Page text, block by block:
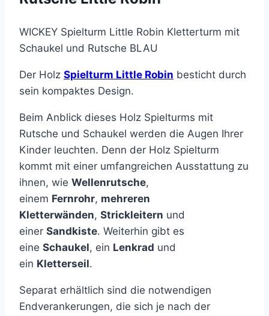
WICKEY Spielturm Little Robin Kletterturm mit
Schaukel und Rutsche BLAU
Der Holz Spielturm Little Robin besticht durch
sein kompaktes Design.
Beim Anblick dieses Holz Spielturms mit
Rutsche und Schaukel werden die Augen Ihrer
Kinder leuchten. Denn der Holz Spielturm
kommt mit einer umfangreichen Ausstattung zu
ihnen, wie Wellenrutsche,
einem Fernrohr, mehreren
Kletterwänden, Strickleitern und
einer Sandkiste. Weiterhin gibt es
eine Schaukel, ein Lenkrad und
ein Kletterseil.
Separat erhältlich sind die notwendigen
Endverankerungen, die sich je nach der